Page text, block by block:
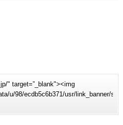
" target=”_blank"><img
u/98/ecdb5c6b371/usr/link_banner/